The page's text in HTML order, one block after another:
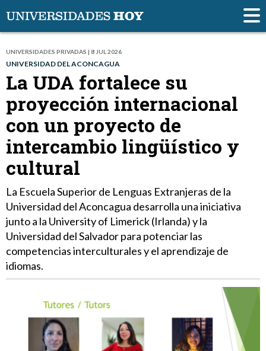
UNIVERSIDADES PRIVADAS | 8 JUL 2026
UNIVERSIDAD DEL ACONCAGUA
La UDA fortalece su
proyección internacional
con un proyecto de
intercambio lingüístico y
cultural
La Escuela Superior de Lenguas Extranjeras de la
Universidad del Aconcagua desarrolla una iniciativa
junto a la University of Limerick (Irlanda) y la
Universidad del Salvador para potenciar las
competencias interculturales y el aprendizaje de
idiomas.